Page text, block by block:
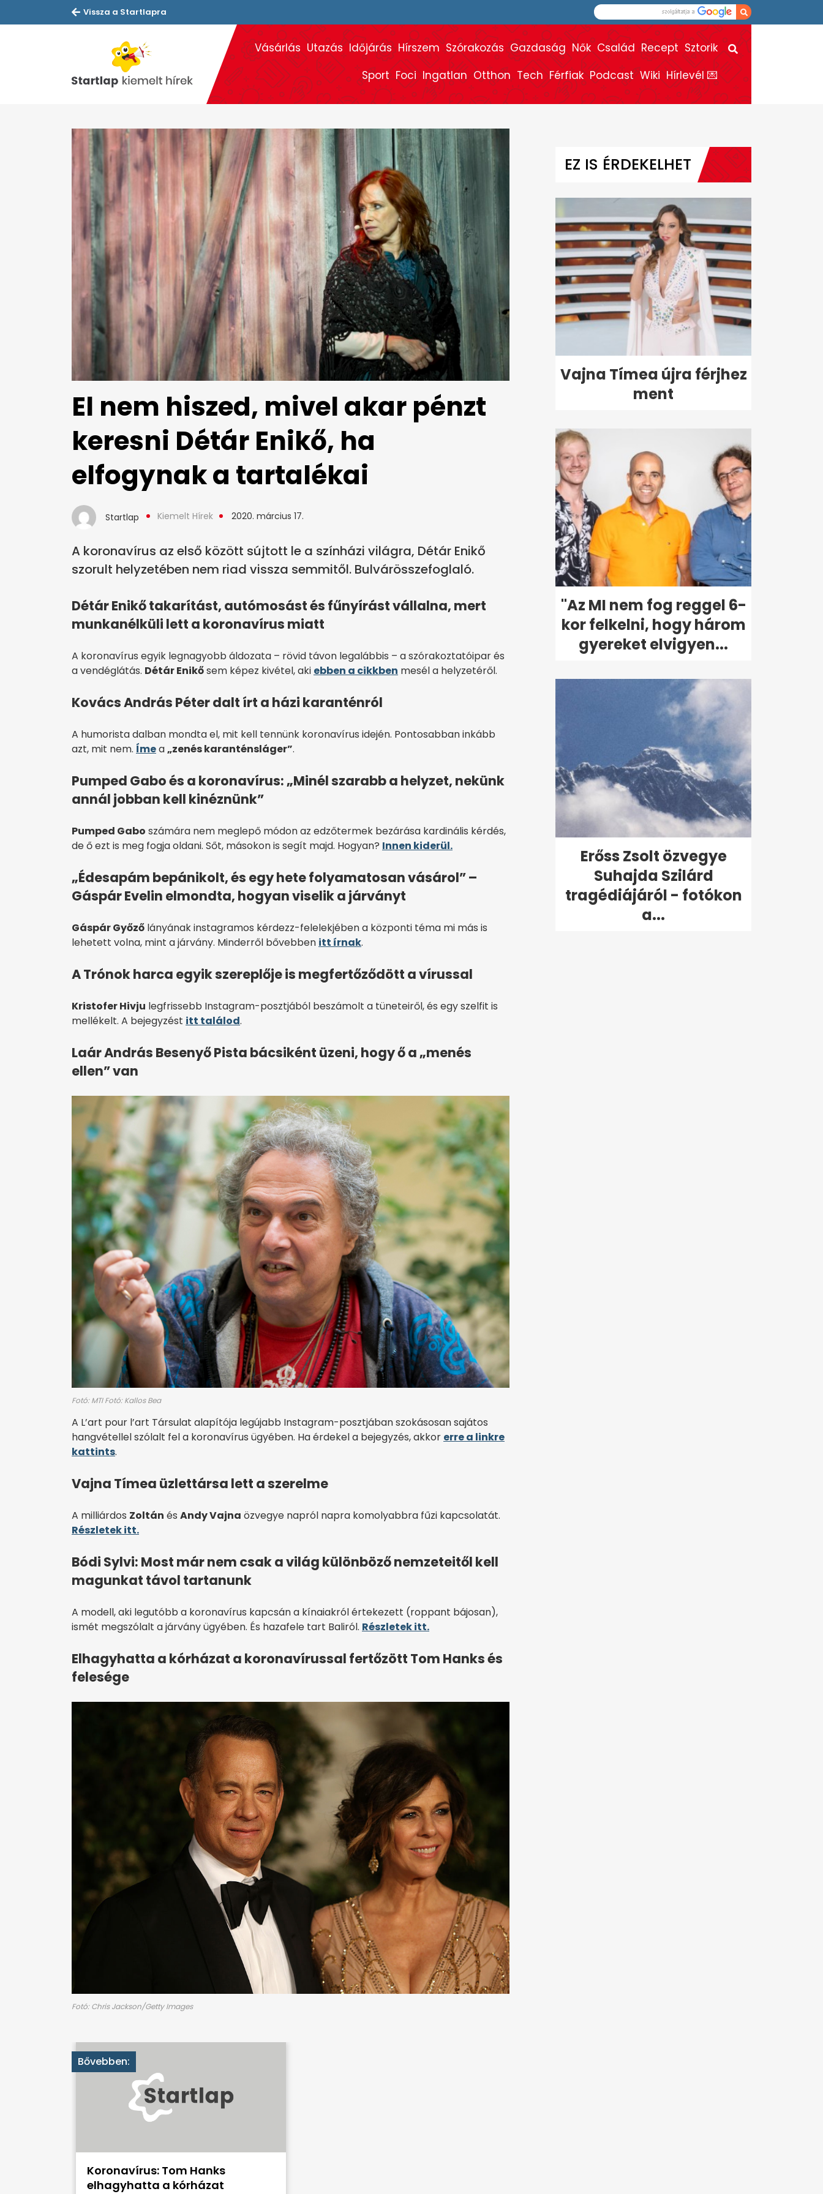
Vissza a Startlapra
Vásárlás Utazás Időjárás Hírszem Szórakozás Gazdaság Nők Család Recept Sztorik
Sport Foci Ingatlan Otthon Tech Férfiak Podcast Wiki Hírlevél 💌
El nem hiszed, mivel akar pénzt
keresni Détár Enikő, ha
elfogynak a tartalékai
Startlap Kiemelt Hírek 2020. március 17.
A koronavírus az első között sújtott le a színházi világra, Détár Enikő
szorult helyzetében nem riad vissza semmitől. Bulvárösszefoglaló.
Détár Enikő takarítást, autómosást és fűnyírást vállalna, mert
munkanélküli lett a koronavírus miatt
A koronavírus egyik legnagyobb áldozata – rövid távon legalábbis – a szórakoztatóipar és
a vendéglátás. Détár Enikősem képez kivétel, aki ebben a cikkben mesél a helyzetéről.
Kovács András Péter dalt írt a házi karanténról
A humorista dalban mondta el, mit kell tennünk koronavírus idején. Pontosabban inkább
azt, mit nem. Ímea„zenés karanténsláger”.
Pumped Gabo és a koronavírus: „Minél szarabb a helyzet, nekünk
annál jobban kell kinéznünk”
Pumped Gabo számára nem meglepő módon az edzőtermek bezárása kardinális kérdés,
de ő ezt is meg fogja oldani. Sőt, másokon is segít majd. Hogyan? Innen kiderül.
„Édesapám bepánikolt, és egy hete folyamatosan vásárol” –
Gáspár Evelin elmondta, hogyan viselik a járványt
Gáspár Győző lányának instagramos kérdezz-felelekjében a központi téma mi más is
lehetett volna, mint a járvány. Minderről bővebben itt írnak.
A Trónok harca egyik szereplője is megfertőződött a vírussal
Kristofer Hivju legfrissebb Instagram-posztjából beszámolt a tüneteiről, és egy szelfit is
mellékelt. A bejegyzést itt találod.
Laár András Besenyő Pista bácsiként üzeni, hogy ő a „menés
ellen” van
Fotó: MTI Fotó: Kallos Bea
A L’art pour l’art Társulat alapítója legújabb Instagram-posztjában szokásosan sajátos
hangvétellel szólalt fel a koronavírus ügyében. Ha érdekel a bejegyzés, akkor erre a linkre
kattints.
Vajna Tímea üzlettársa lett a szerelme
A milliárdos Zoltán és Andy Vajna özvegye napról napra komolyabbra fűzi kapcsolatát.
Részletek itt.
Bódi Sylvi: Most már nem csak a világ különböző nemzeteitől kell
magunkat távol tartanunk
A modell, aki legutóbb a koronavírus kapcsán a kínaiakról értekezett (roppant bájosan),
ismét megszólalt a járvány ügyében. És hazafele tart Baliról. Részletek itt.
Elhagyhatta a kórházat a koronavírussal fertőzött Tom Hanks és
felesége
Fotó: Chris Jackson/Getty Images
Bővebben:
Koronavírus: Tom Hanks
elhagyhatta a kórházat
EZ IS ÉRDEKELHET
Vajna Tímea újra férjhez
ment
"Az MI nem fog reggel 6-
kor felkelni, hogy három
gyereket elvigyen...
Erőss Zsolt özvegye
Suhajda Szilárd
tragédiájáról - fotókon
a...